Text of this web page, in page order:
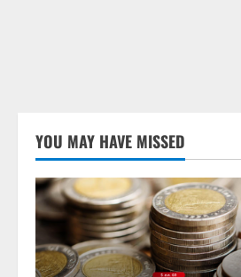
YOU MAY HAVE MISSED